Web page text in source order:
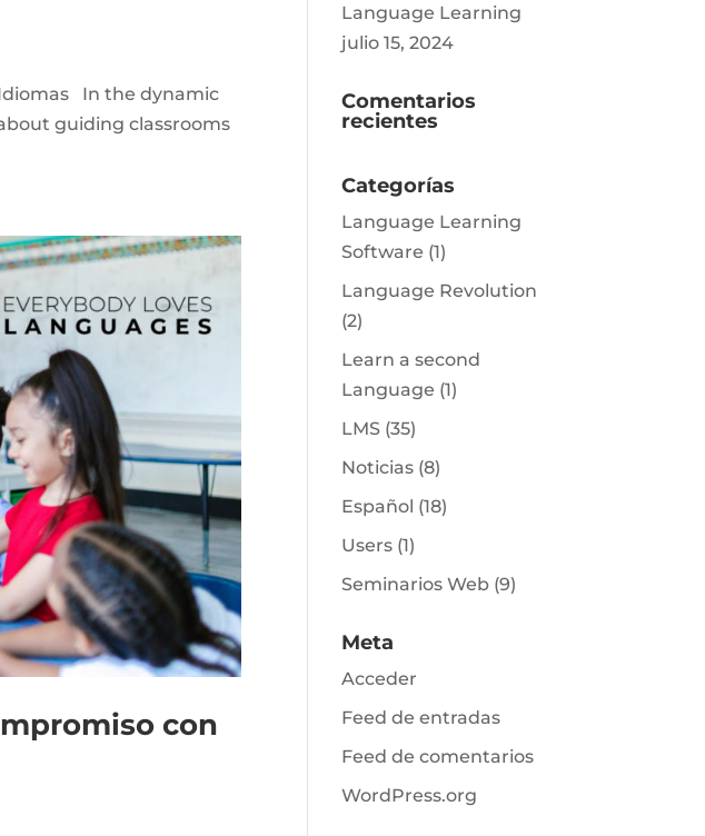
In the dynamic
guiding classrooms
con
Language Learning
julio 15, 2024
Comentarios
recientes
Categorías
Language Learning
Software (1)
Language Revolution
(2)
Learn a second
Language (1)
LMS(35)
Noticias(8)
Español (18)
Users(1)
Seminarios Web(9)
Meta
Acceder
Feed de entradas
Feed de comentarios
WordPress.org